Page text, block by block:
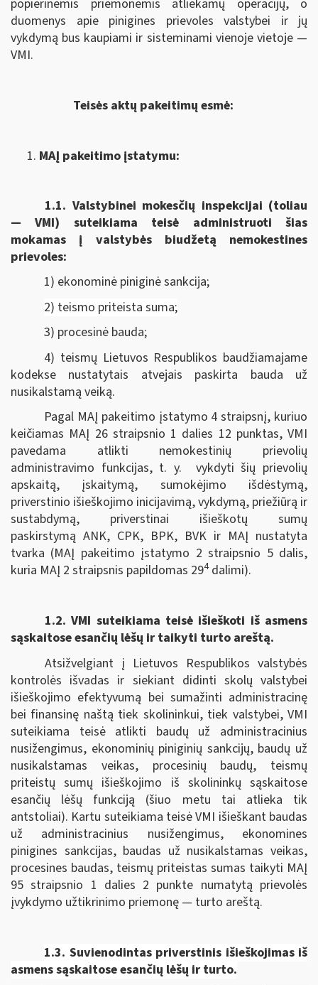
popierinėmis priemonėmis atliekamų operacijų, o
duomenys apie pinigines prievoles valstybei ir jų
vykdymą bus kaupiami ir sisteminami vienoje vietoje —
VMI.
Teisės aktų pakeitimų esmė:
MAĮ pakeitimo įstatymu:
1.1. Valstybinei mokesčių inspekcijai (toliau
— VMI) suteikiama
teisė administruoti šias
mokamas į valstybės biudžetą nemokestines
prievoles:
1) ekonominė piniginė sankcija;
2) teismo priteista suma;
3) procesinė bauda;
4) teismų Lietuvos Respublikos baudžiamajame
kodekse nustatytais atvejais paskirta bauda už
nusikalstamą veiką.
Pagal MAĮ pakeitimo įstatymo 4 straipsnį, kuriuo
keičiamas MAĮ 26 straipsnio 1 dalies 12 punktas, VMI
pavedama atlikti nemokestinių prievolių
administravimo funkcijas, t. y. vykdyti šių prievolių
apskaitą, įskaitymą, sumokėjimo išdėstymą,
priverstinio išieškojimo inicijavimą, vykdymą, priežiūrą ir
sustabdymą, priverstinai išieškotų sumų
paskirstymą ANK, CPK, BPK, BVK ir MAĮ nustatyta
tvarka (MAĮ pakeitimo įstatymo 2 straipsnio 5 dalis,
kuria MAĮ 2 straipsnis papildomas 294dalimi).
1.2. VMI suteikiama teisė išieškoti iš asmens
sąskaitose esančių lėšų ir taikyti turto areštą.
Atsižvelgiant į Lietuvos Respublikos valstybės
kontrolės išvadas ir siekiant didinti skolų valstybei
išieškojimo efektyvumą bei sumažinti administracinę
bei finansinę naštą tiek skolininkui, tiek valstybei, VMI
suteikiama teisė atlikti baudų už administracinius
nusižengimus, ekonominių piniginių sankcijų, baudų už
nusikalstamas veikas, procesinių baudų, teismų
priteistų sumų išieškojimo iš skolininkų sąskaitose
esančių lėšų funkciją (šiuo metu tai atlieka tik
antstoliai). Kartu suteikiama teisė VMI išieškant baudas
už administracinius nusižengimus, ekonomines
pinigines sankcijas, baudas už nusikalstamas veikas,
procesines baudas, teismų priteistas sumas taikyti MAĮ
95 straipsnio 1 dalies 2 punkte numatytą prievolės
įvykdymo užtikrinimo priemonę — turto areštą.
1.3. Suvienodintas priverstinis išieškojimas iš
asmens sąskaitose esančių lėšų ir turto.